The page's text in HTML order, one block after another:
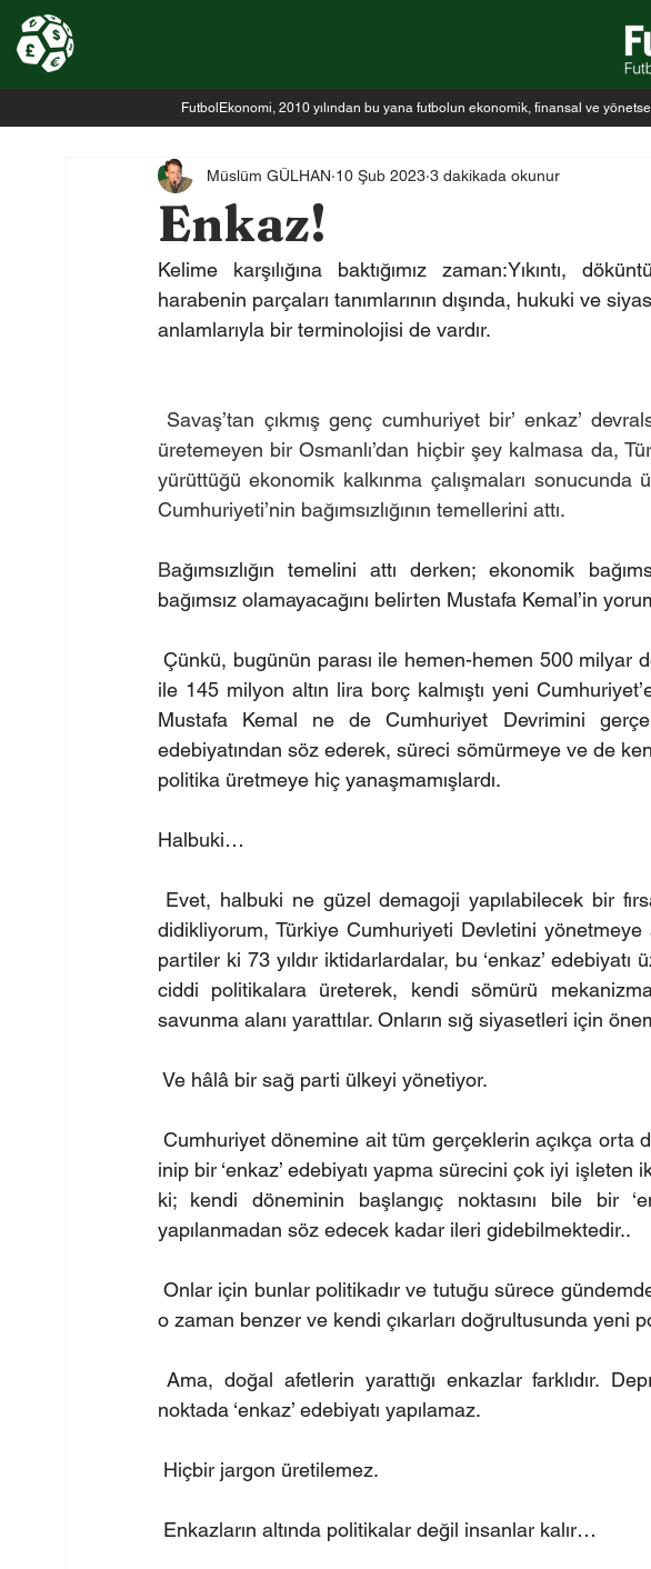
FutbolEkonomi, 2010 yılından bu yana futbolun ekonomik, finansal ve
Enkaz!
Müslüm GÜLHAN 10 Şub 2023 3 dakikada okunur
Kelime karşılığına baktığımız zaman:Yıkıntı,
harabenin parçaları tanımlarının dışında, hukuki ve
anlamlarıyla bir terminolojisi de vardır.
Savaş’tan çıkmış genç cumhuriyet bir’ enkaz’
üretemeyen bir Osmanlı’dan hiçbir şey kalmasa da,
yürüttüğü ekonomik kalkınma çalışmaları sonucunda
Cumhuriyeti’nin bağımsızlığının temellerini attı.
Bağımsızlığın temelini attı derken; ekonomik
bağımsız olamayacağını belirten Mustafa Kemal’in
Çünkü, bugünün parası ile hemen-hemen 500 milyar
ile 145 milyon altın lira borç kalmıştı yeni
Mustafa Kemal ne de Cumhuriyet Devrimini
edebiyatından söz ederek, süreci sömürmeye ve de
politika üretmeye hiç yanaşmamışlardı.
Halbuki…
Evet, halbuki ne güzel demagoji yapılabilecek bir
didikliyorum, Türkiye Cumhuriyeti Devletini
partiler ki 73 yıldır iktidarlardalar, bu ‘enkaz’
ciddi politikalara üreterek, kendi sömürü
savunma alanı yarattılar. Onların sığ siyasetleri için
Ve hâlâ bir sağ parti ülkeyi yönetiyor.
Cumhuriyet dönemine ait tüm gerçeklerin açıkça orta
inip bir ‘enkaz’ edebiyatı yapma sürecini çok iyi
ki; kendi döneminin başlangıç noktasını bile bir
yapılanmadan söz edecek kadar ileri gidebilmektedir..
Onlar için bunlar politikadır ve tutuğu sürece
o zaman benzer ve kendi çıkarları doğrultusunda yeni
Ama, doğal afetlerin yarattığı enkazlar farklıdır.
noktada ‘enkaz’ edebiyatı yapılamaz.
Hiçbir jargon üretilemez.
Enkazların altında politikalar değil insanlar kalır…